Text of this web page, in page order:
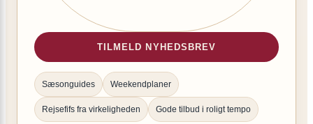
TILMELD NYHEDSBREV
Sæsonguides Weekendplaner
Rejsefifs fra virkeligheden Gode tilbud i roligt tempo